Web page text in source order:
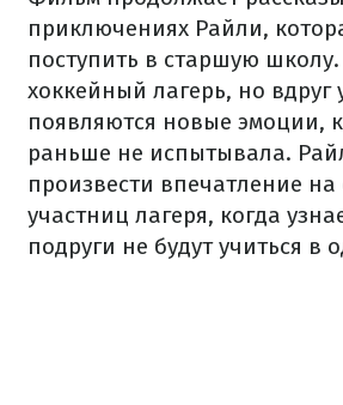
приключениях Райли,
поступить в старшую
хоккейный лагерь, но вдруг
появляются новые эмоции,
раньше не испытывала.
произвести впечатление
участниц лагеря, когда
подруги не будут учиться в